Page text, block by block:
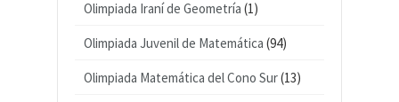
Olimpiada Iraní de Geometría (1)
Olimpiada Juvenil de Matemática (94)
Olimpiada Matemática del Cono Sur(13)